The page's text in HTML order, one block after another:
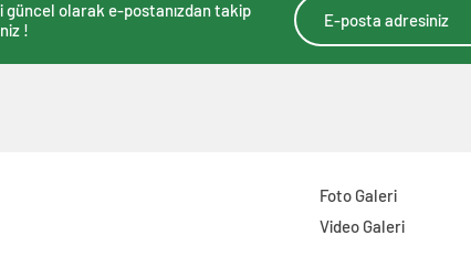
HIZLI YORUM YAP
SON DAKİKA